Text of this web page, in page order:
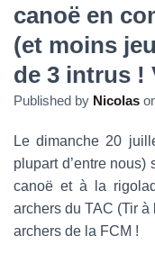
canoë en
(et moins
de 3 intrus !
Published by Nicolas
Le dimanche 20
plupart d’entre nous)
canoë et à la
archers du TAC (Tir à
archers de la FCM !